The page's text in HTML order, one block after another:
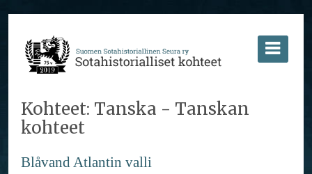
Kohteet: Tanska - Tanskan
kohteet
Blåvand Atlantin valli